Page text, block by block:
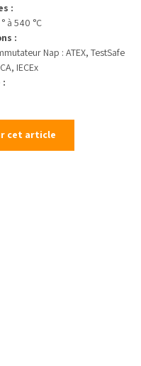
:
à 540 °C
:
Nap : ATEX, TestSafe
IECEx
:
cet article